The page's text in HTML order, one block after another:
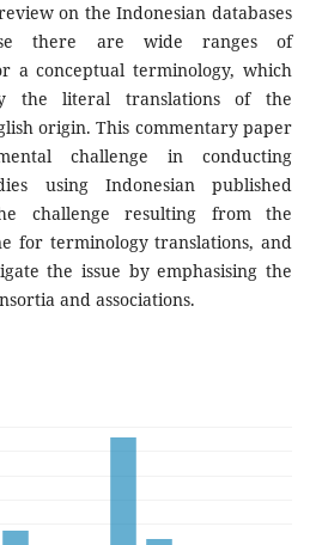
on the Indonesian databases
there are wide ranges of
a conceptual terminology, which
the literal translations of the
origin. This commentary paper
challenge in conducting
using Indonesian published
challenge resulting from the
for terminology translations, and
the issue by emphasising the
and associations.